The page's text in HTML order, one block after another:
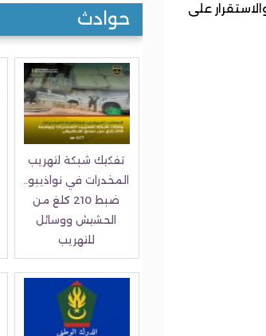
على حوادث
تفكيك شبكة لتهريب
المخدرات في نواذيبو..
ضبط 210 كلغ من
الحشيش ووسائل
للتهريب